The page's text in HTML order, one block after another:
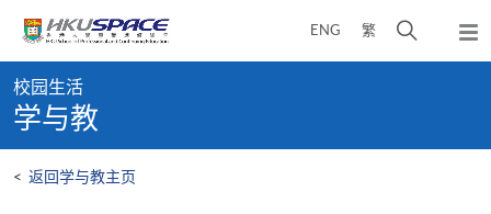
content
ENG 繁
开
弹
出
content
start
校园生活
学与教
< 返回学与教主页